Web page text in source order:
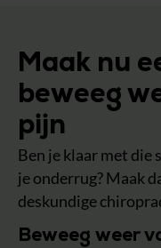
Maak nu
beweeg
pijn
Ben je klaar met die
je onderrug? Maak
deskundige
Beweeg weer